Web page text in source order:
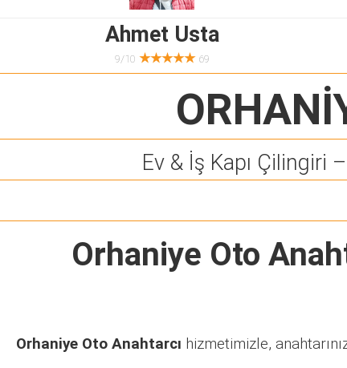
Ahmet Usta
9/10 ★★★★★ 69
Ev & İş Kapı Çilingiri
Orhaniye Oto
Orhaniye Oto Anahtarcı hizmetimizle,